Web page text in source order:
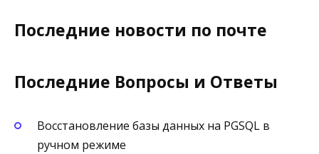
Последние новости по почте
Последние Вопросы и Ответы
Восстановление базы данных на PGSQL в
ручном режиме